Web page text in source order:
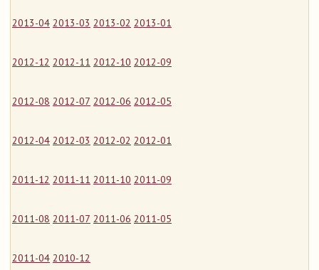
2013-04 2013-03 2013-02 2013-01
2012-12 2012-11 2012-10 2012-09
2012-08 2012-07 2012-06 2012-05
2012-04 2012-03 2012-02 2012-01
2011-12 2011-11 2011-10 2011-09
2011-08 2011-07 2011-06 2011-05
2011-04 2010-12